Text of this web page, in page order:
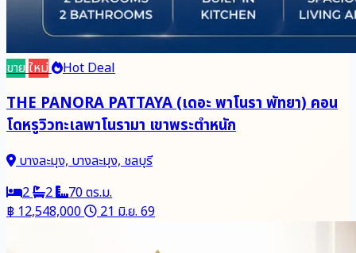
ขายใหม่ Hot Deal
THE PANORA PATTAYA (เดอะ พาโนรา พัทยา) คอน
โดหรูวิวทะเลพาโนรามา เขาพระตำหนัก
บางละมุง, บางละมุง, ชลบุรี
2
2
70 ตร.ม.
฿ 12,548,000
21 มิ.ย. 69